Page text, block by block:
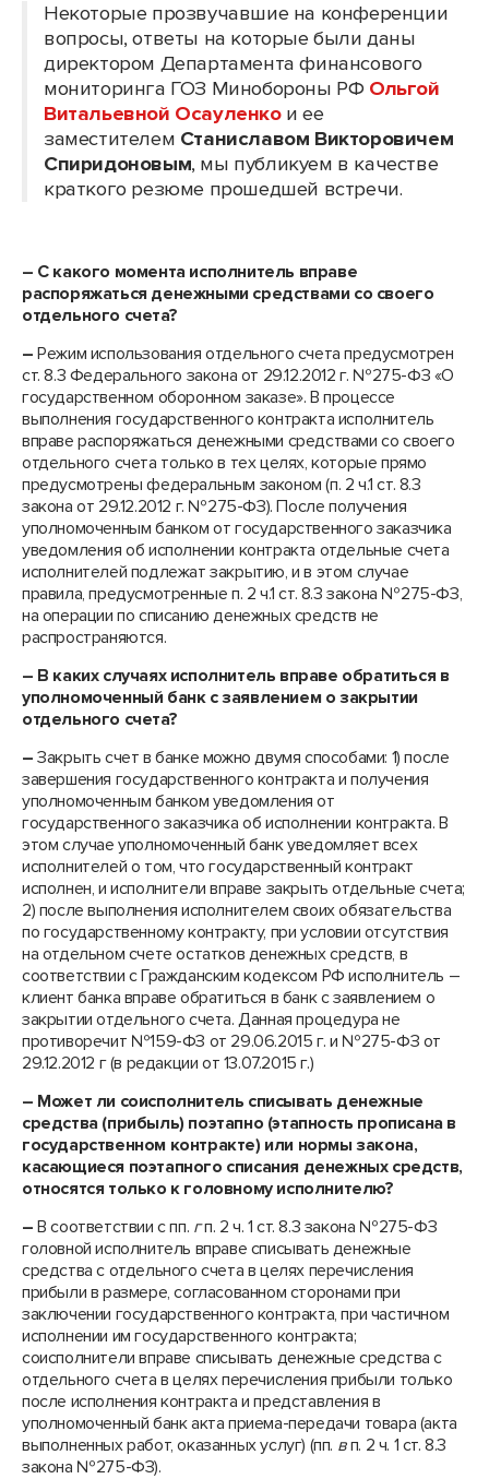
Некоторые прозвучавшие на конференции
вопросы, ответы на которые были даны
директором Департамента финансового
мониторинга ГОЗ Минобороны РФ Ольгой
Витальевной Осауленкои ее
заместителем Станиславом Викторовичем
Спиридоновым, мы публикуем в качестве
краткого резюме прошедшей встречи.
– С какого момента исполнитель вправе
распоряжаться денежными средствами со своего
отдельного счета?
–Режим использования отдельного счета предусмотрен
ст. 8.3 Федерального закона от 29.12.2012 г. №275-ФЗ «О
государственном оборонном заказе». В процессе
выполнения государственного контракта исполнитель
вправе распоряжаться денежными средствами со своего
отдельного счета только в тех целях, которые прямо
предусмотрены федеральным законом (п. 2 ч.1 ст. 8.3
закона от 29.12.2012 г. №275-ФЗ). После получения
уполномоченным банком от государственного заказчика
уведомления об исполнении контракта отдельные счета
исполнителей подлежат закрытию, и в этом случае
правила, предусмотренные п. 2 ч.1 ст. 8.3 закона №275-ФЗ,
на операции по списанию денежных средств не
распространяются.
– В каких случаях исполнитель вправе обратиться в
уполномоченный банк с заявлением о закрытии
отдельного счета?
–Закрыть счет в банке можно двумя способами: 1) после
завершения государственного контракта и получения
уполномоченным банком уведомления от
государственного заказчика об исполнении контракта. В
этом случае уполномоченный банк уведомляет всех
исполнителей о том, что государственный контракт
исполнен, и исполнители вправе закрыть отдельные счета;
2) после выполнения исполнителем своих обязательства
по государственному контракту, при условии отсутствия
на отдельном счете остатков денежных средств, в
соответствии с Гражданским кодексом РФ исполнитель –
клиент банка вправе обратиться в банк с заявлением о
закрытии отдельного счета. Данная процедура не
противоречит №159-ФЗ от 29.06.2015 г. и №275-ФЗ от
29.12.2012 г (в редакции от 13.07.2015 г.)
– Может ли соисполнитель списывать денежные
средства (прибыль) поэтапно (этапность прописана в
государственном контракте) или нормы закона,
касающиеся поэтапного списания денежных средств,
относятся только к головному исполнителю?
–В соответствии с пп. гп. 2 ч. 1 ст. 8.3 закона №275-ФЗ
головной исполнитель вправе списывать денежные
средства с отдельного счета в целях перечисления
прибыли в размере, согласованном сторонами при
заключении государственного контракта, при частичном
исполнении им государственного контракта;
соисполнители вправе списывать денежные средства с
отдельного счета в целях перечисления прибыли только
после исполнения контракта и представления в
уполномоченный банк акта приема-передачи товара (акта
выполненных работ, оказанных услуг) (пп. вп. 2 ч. 1 ст. 8.3
закона №275-ФЗ).